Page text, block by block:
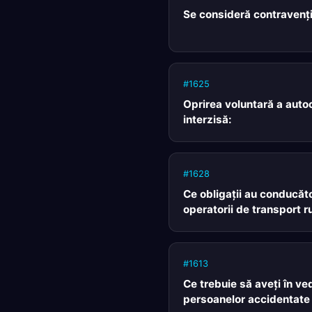
Se consideră
#1625
Oprirea voluntară a
interzisă:
#1628
Ce obligaţii au
operatorii de transport
#1613
Ce trebuie să aveţi în
persoanelor